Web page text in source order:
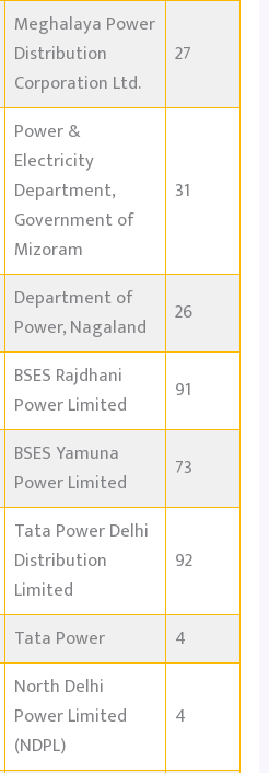
Meghalaya Power
Distribution
Corporation Ltd.
27
Power &
Electricity
Department,
Government of
Mizoram
31
Department of
Power, Nagaland
26
BSES Rajdhani
Power Limited
91
BSES Yamuna
Power Limited
73
Tata Power Delhi
Distribution
Limited
92
Tata Power 4
North Delhi
Power Limited
(NDPL)
4